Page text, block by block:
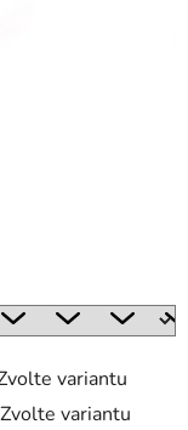
variantu
Zvolte variantu